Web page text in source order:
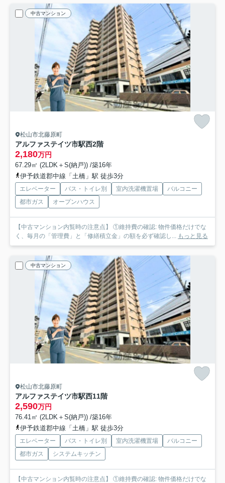
中古マンション
松山市北藤原町
アルファステイツ市駅西2階
2,180万円
67.29㎡ (2LDK＋S(納戸)) /築16年
伊予鉄道郡中線「土橋」駅 徒歩3分
エレベーター バス・トイレ別 室内洗濯機置場
バルコニー
都市ガス
オープンハウス
【中古マンション内覧時の注意点】 ①維持費の確認: 物件価格だけでな
く、毎月の「管理費」と「修繕積立金」の額を必ず確認し...
もっと見る
中古マンション
松山市北藤原町
アルファステイツ市駅西11階
2,590万円
76.41㎡ (2LDK＋S(納戸)) /築16年
伊予鉄道郡中線「土橋」駅 徒歩3分
エレベーター バス・トイレ別 室内洗濯機置場
バルコニー
都市ガス
システムキッチン
【中古マンション内覧時の注意点】 ①維持費の確認: 物件価格だけでな